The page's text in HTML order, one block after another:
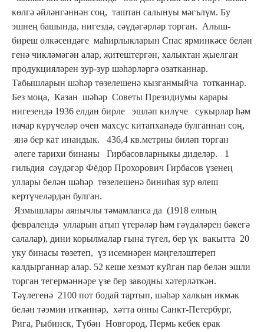
көлгә әйләнгәннән соң, таштан салынуы мәгълүм. Бу
эшнең башында, нигездә, сәүдәгәрләр торган. Алыш-
биреш өлкәсендәге маһирлыкларын Спас ярминкәсе белән
генә чикләмәгән алар, җитештергән, халыктан җыелган
продукцияләрен зур-зур шәһәрләргә озатканнар.
Табышларын шәһәр төзелешенә кызганмыйча тотканнар.
Без моңа, Казан шәһәр Советы Президиумы карары
нигезендә 1936 елдан бирле эшләп килүче сукырлар һәм
начар күрүчеләр өчен махсус китапханәдә булганнан соң,
янә бер кат инандык. 436,4 кв.метрны биләп торган
әлеге тарихи бинаны Гирбасовларныкы диделәр. 1
гильдия сәүдәгәр Фёдор Прохорович Гирбасов үзенең
уллары белән шәһәр төзелешенә биниһая зур өлеш
кертүчеләрдән булган.
Язмышлары аянычлы тәмамланса да (1918 елның
февралендә улларын атып үтерәләр һәм гәүдәләрен бәкегә
салалар), дини корылмалар гына түгел, бер үк вакытта 20
уку бинасы төзетеп, үз исемнәрен мәңгеләштереп
калдырганнар алар. 52 кеше хезмәт куйган пар белән эшли
торган тегермәннәре үзе бер заводны хәтерләткән.
Тәүлегенә 2100 пот бодай тартып, шәһәр халкын икмәк
белән тәэмин иткәннәр, хәтта онны Санкт-Петербург,
Рига, Рыбинск, Түбән Новгород, Пермь кебек ерак